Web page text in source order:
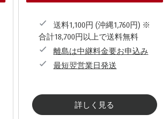
送料1,100円 (沖縄1,760円) ※
合計18,700円以上で送料無料
離島は中継料金要お申込み
最短翌営業日発送
詳しく見る